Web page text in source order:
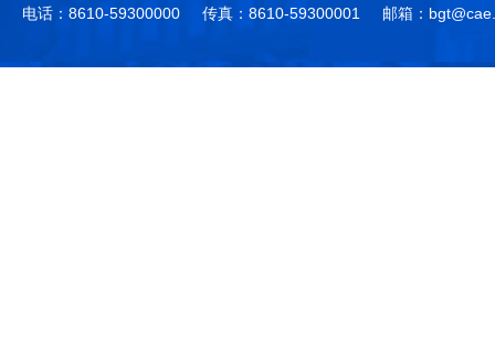
电话：8610-59300000
传真：8610-59300001 邮箱：